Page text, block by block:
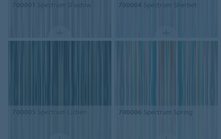
700001 Spectrum Shadow 700004 Spectrum Sherbet
700005 Spectrum Lichen 700006 Spectrum Spring